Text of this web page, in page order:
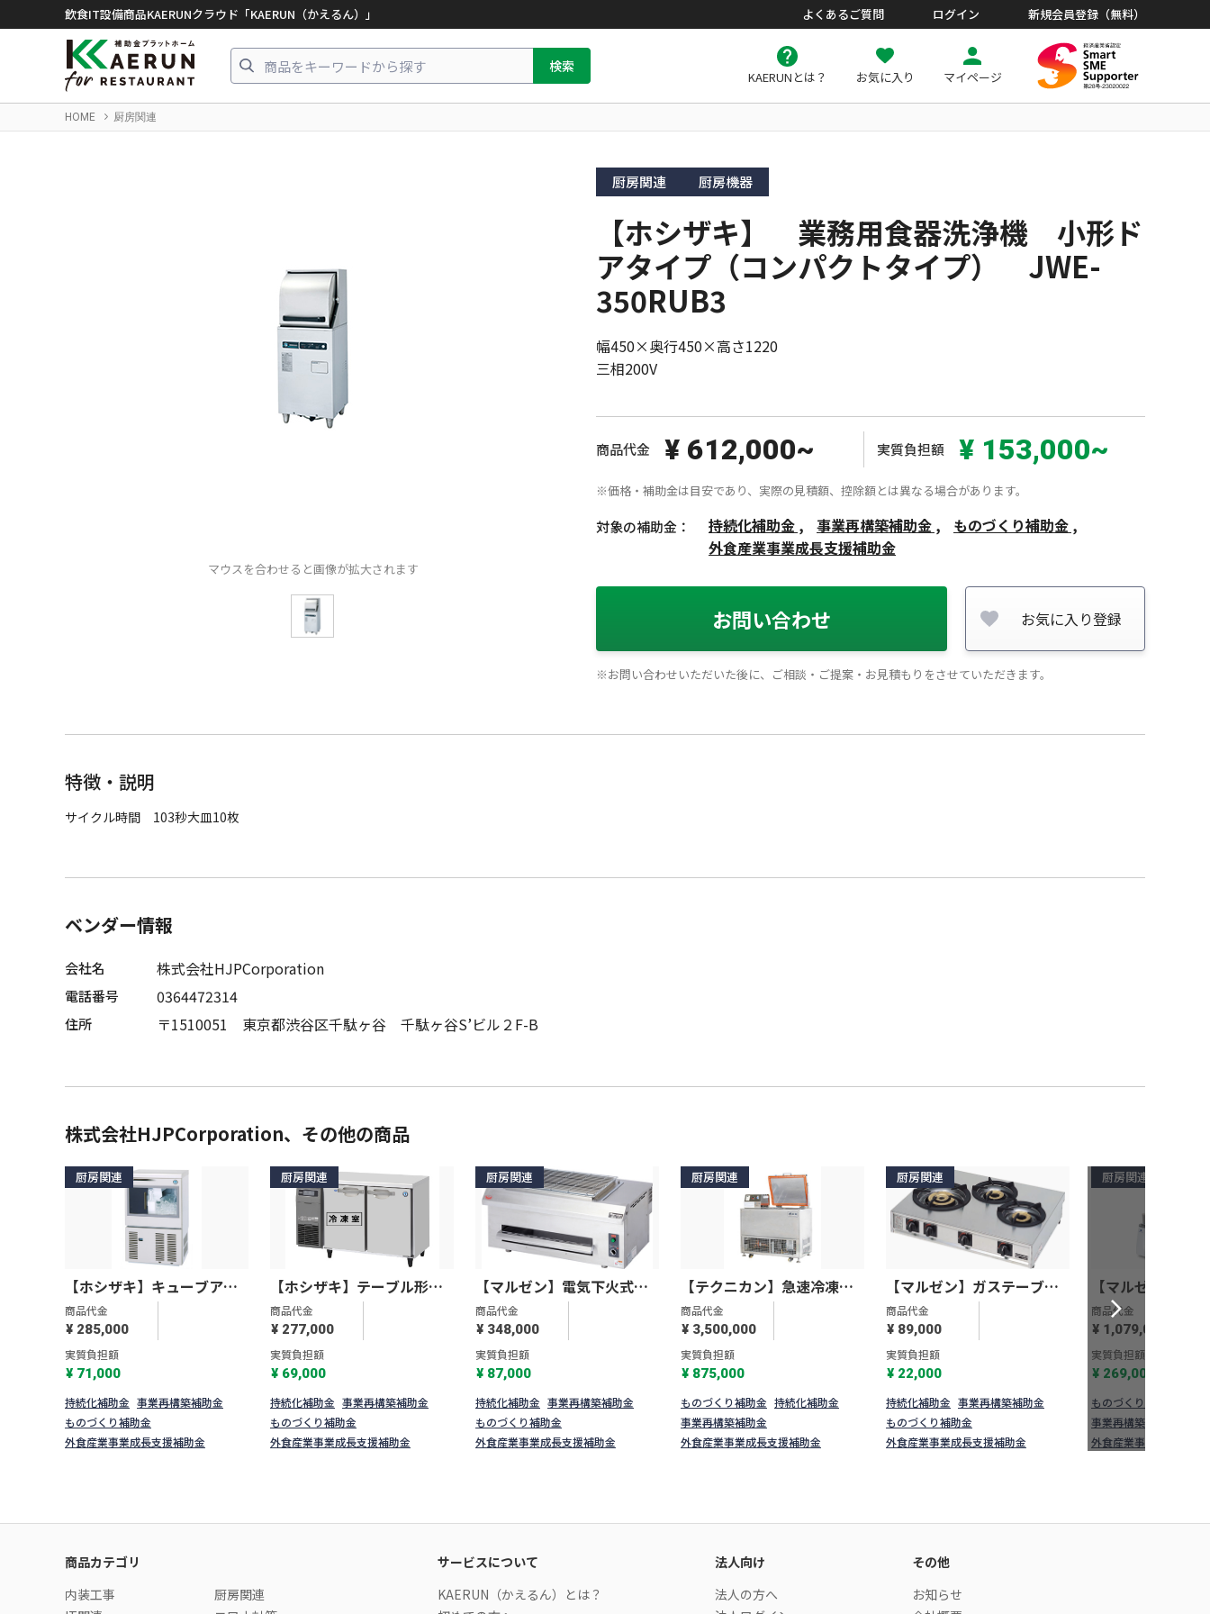
飲食IT設備商品KAERUNクラウド「KAERUN（かえるん）」 よくあるご質問 ログイン 新規会員登録（無料）
検索
KAERUNとは？ お気に入り マイページ
HOME 厨房関連
マウスを合わせると画像が拡大されます
厨房関連 厨房機器
【ホシザキ】 業務用食器洗浄機 小形ド
アタイプ（コンパクトタイプ） JWE-
350RUB3
幅450×奥行450×高さ1220
三相200V
商品代金 ¥ 612,000~ 実質負担額 ¥ 153,000~
※価格・補助金は目安であり、実際の見積額、控除額とは異なる場合があります。
対象の補助金： 持続化補助金 , 事業再構築補助金 ,
ものづくり補助金 ,
外食産業事業成長支援補助金
お問い合わせ お気に入り登録
※お問い合わせいただいた後に、ご相談・ご提案・お見積もりをさせていただきます。
特徴・説明
サイクル時間 103秒大皿10枚
ベンダー情報
会社名 株式会社HJPCorporation
電話番号 0364472314
住所 〒1510051 東京都渋谷区千駄ヶ谷 千駄ヶ谷S’ビル２F-B
株式会社HJPCorporation、その他の商品
厨房関連
【ホシザキ】キューブアイ
スメーカー スライド扉タイ
プ IM-35SM-2
商品代金
¥ 285,000
実質負担額
¥ 71,000
持続化補助金 事業再構築補助金
ものづくり補助金
外食産業事業成長支援補助金
厨房関連
【ホシザキ】テーブル形冷
凍冷蔵庫Ｇタイプ RFT-
120SNG-1
商品代金
¥ 277,000
実質負担額
¥ 69,000
持続化補助金 事業再構築補助金
ものづくり補助金
外食産業事業成長支援補助金
厨房関連
【マルゼン】電気下火式焼
物器 兼用型 MEK-204C
商品代金
¥ 348,000
実質負担額
¥ 87,000
持続化補助金 事業再構築補助金
ものづくり補助金
外食産業事業成長支援補助金
厨房関連
【テクニカン】急速冷凍
機 S-220W
商品代金
¥ 3,500,000
実質負担額
¥ 875,000
ものづくり補助金 持続化補助金
事業再構築補助金
外食産業事業成長支援補助金
厨房関連
【マルゼン】ガステーブル
コンロ＜親子＞ M-213C
商品代金
¥ 89,000
実質負担額
¥ 22,000
持続化補助金 事業再構築補助金
ものづくり補助金
外食産業事業成長支援補助金
厨房関連
【マルゼン】真
V-492G
商品代金
¥ 1,079,000
実質負担額
¥ 269,000
ものづくり補助金
事業再構築補助金
外食産業事業成長支援
商品カテゴリ
内装工事
厨房関連
サービスについて
KAERUN（かえるん）とは？
法人向け
法人の方へ
その他
お知らせ